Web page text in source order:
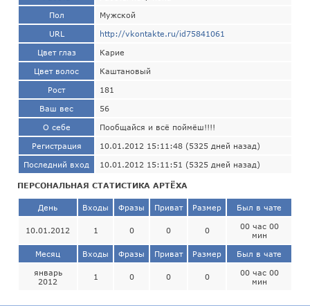
Пол Мужской
URL http://vkontakte.ru/id75841061
Цвет глаз Карие
Цвет волос Каштановый
Рост 181
Ваш вес 56
О себе Пообщайся и всё поймёш!!!!
Регистрация 10.01.2012 15:11:48 (5325 дней назад)
Последний вход 10.01.2012 15:11:51 (5325 дней назад)
ПЕРСОНАЛЬНАЯ СТАТИСТИКА АРТЁХА
День Входы Фразы Приват Размер Был в чате
10.01.2012 1 0 0 0
00 час 00
мин
Месяц Входы Фразы Приват Размер Был в чате
январь
2012
1 0 0 0
00 час 00
мин